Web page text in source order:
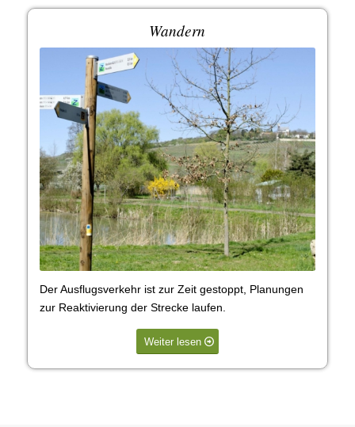
Wandern
Der Ausflugsverkehr ist zur Zeit gestoppt, Planungen
zur Reaktivierung der Strecke laufen.
Weiter lesen